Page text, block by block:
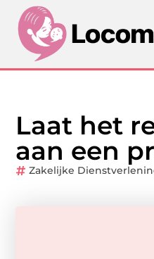
Laat het
aan een
Zakelijke